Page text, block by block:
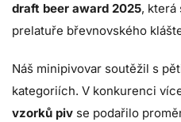
draft beer award 2025, která
prelatuře břevnovského
Náš minipivovar soutěžil s
kategoriích. V konkurenci
vzorků piv se podařilo